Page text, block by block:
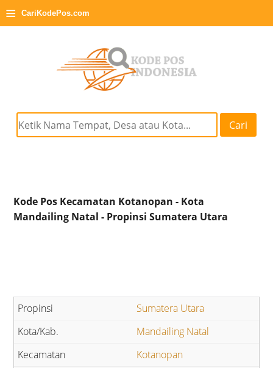
≡ CariKodePos.com
Cari
Kode Pos Kecamatan Kotanopan - Kota
Mandailing Natal - Propinsi Sumatera Utara
Sumatera Utara
Mandailing Natal
Kotanopan